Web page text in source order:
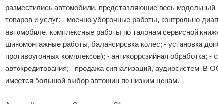
разместились автомобили, представляющие весь
товаров и услуг: - моечно-уборочные работы, контрольно-
автомобиле, комплексные работы по талонам сервисной
шиномонтажные работы, балансировка колес; - установка
противоугонных комплексов); - антикоррозийная обработка;
автокредитования; - продажа сигнализаций, аудиосистем. В
имеется большой выбор автошин по низким ценам.